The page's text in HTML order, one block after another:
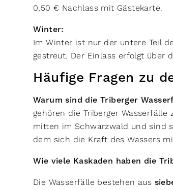
0,50 € Nachlass mit Gästekarte.
Winter:
Im Winter ist nur der untere Teil
gestreut. Der Einlass erfolgt über
Häufige Fragen zu
Warum sind die Triberger
gehören die Triberger Wasserfälle
mitten im Schwarzwald und sind
dem sich die Kraft des Wassers
Wie viele Kaskaden haben die
Die Wasserfälle bestehen aus